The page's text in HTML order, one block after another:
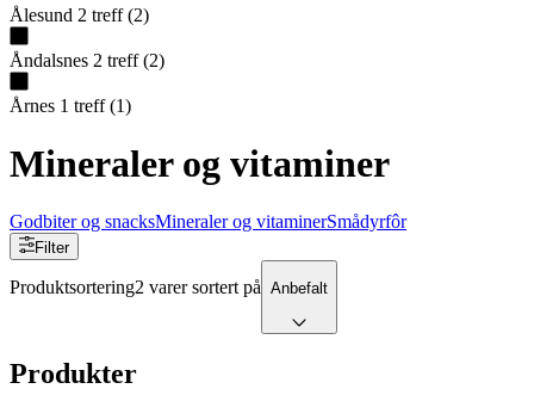
Ålesund 2 treff (2)
Åndalsnes 2 treff (2)
Årnes 1 treff (1)
Mineraler og vitaminer
Godbiter og snacksMineraler og vitaminerSmådyrfôr
Filter
Produktsortering2 varer sortert på Anbefalt
Produkter